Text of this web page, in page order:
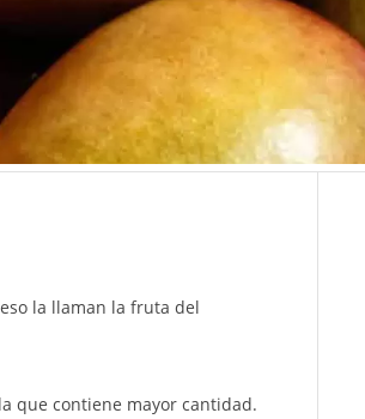
la llaman la fruta del
que contiene mayor cantidad.